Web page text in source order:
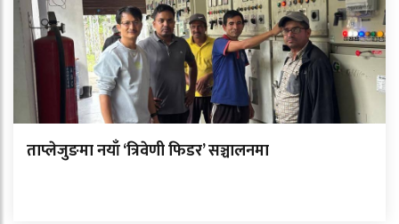
ताप्लेजुङमा नयाँ ‘त्रिवेणी फिडर’ सञ्चालनमा